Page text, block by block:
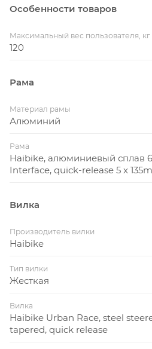
Особенности товаров
Максимальный вес пользователя, кг
120
Рама
Материал рамы
Алюминий
Рама
Haibike, алюминиевый сплав
Interface, quick-release 5 x
Вилка
Производитель вилки
Haibike
Тип вилки
Жесткая
Вилка
Haibike Urban Race, steel
tapered, quick release